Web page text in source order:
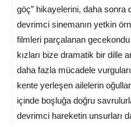
göç” hikayelerini, daha sonra
devrimci sinemanın yetkin
filmleri parçalanan
kızları bize dramatik bir dille
daha fazla mücadele
kente yerleşen ailelerin
içinde boşluğa doğru
devrimci hareketin unsurları